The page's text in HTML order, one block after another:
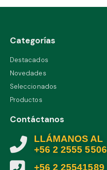
Categorías
Destacados
Novedades
Seleccionados
Productos
Contáctanos
LLÁMANOS AL
+56 2 2555 5506
+56 2 25541589